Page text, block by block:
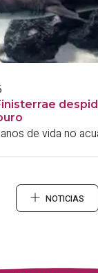
de vida no
NOTICIAS